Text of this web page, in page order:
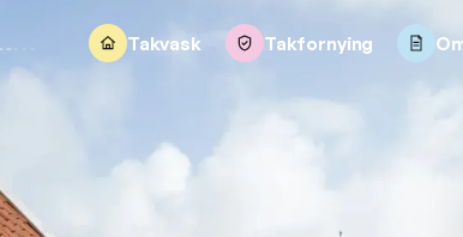
Takvask Takfornying